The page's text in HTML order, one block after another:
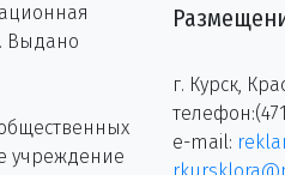
Выдано
учреждение
г. Курск,
e-mail: